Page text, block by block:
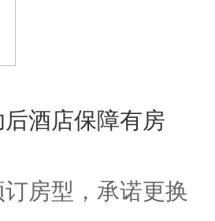
酒店保障有房
房型，承诺更换